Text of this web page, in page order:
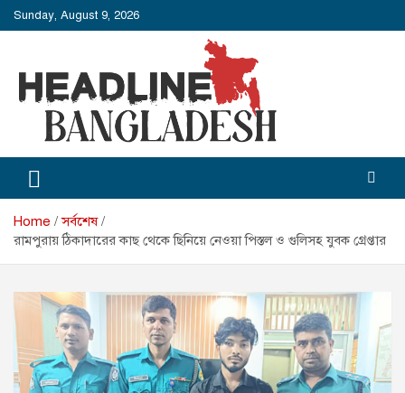
Skip
to
Sunday, August 9, 2026
Headline Bangladesh
Home
সর্বশেষ
রামপুরায় ঠিকাদারের কাছ থেকে ছিনিয়ে নেওয়া পিস্তল ও গুলিসহ যুবক গ্রেপ্তার